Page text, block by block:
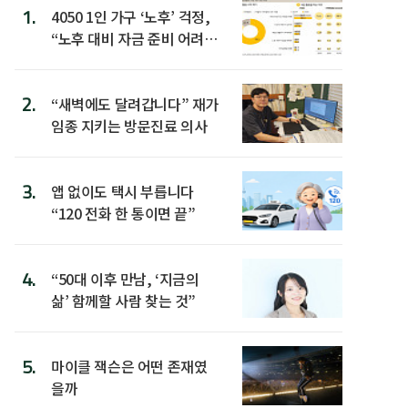
1.
4050 1인 가구 ‘노후’ 걱정,
“노후 대비 자금 준비 어려
2.
“새벽에도 달려갑니다” 재가
임종 지키는 방문진료 의사
3.
앱 없이도 택시 부릅니다
“120 전화 한 통이면 끝”
4.
“50대 이후 만남, ‘지금의
삶’ 함께할 사람 찾는 것”
5.
마이클 잭슨은 어떤 존재였
을까